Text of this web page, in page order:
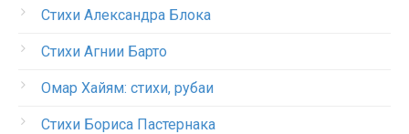
Стихи Александра Блока
Стихи Агнии Барто
Омар Хайям: стихи, рубаи
Стихи Бориса Пастернака